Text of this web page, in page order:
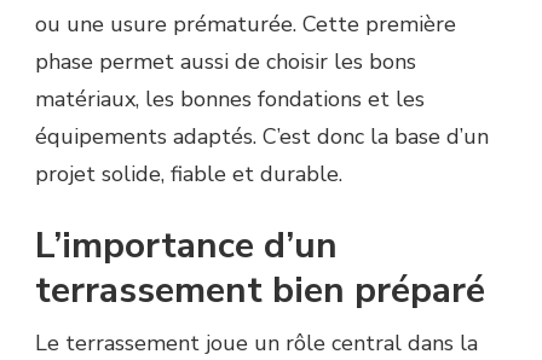
ou une usure prématurée. Cette première
phase permet aussi de choisir les bons
matériaux, les bonnes fondations et les
équipements adaptés. C’est donc la base d’un
projet solide, fiable et durable.
L’importance d’un
terrassement bien préparé
Le terrassement joue un rôle central dans la